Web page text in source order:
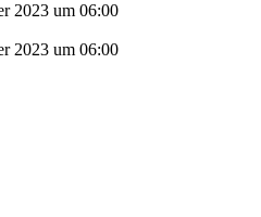
2023 um 06:00
2023 um 06:00